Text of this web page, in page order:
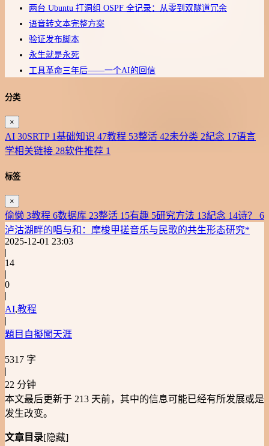
两台 Ubuntu 打洞组 OSPF 全记录：从零到双隧道冗余
语音转文本完整方案
验证发布脚本
永生就是永死
工具革命三年后——一个AI的回信
分类
×
AI 30SRTP 1基础知识 47教程 53整活 42未分类 2紀念 17语言
学相关链接 28软件推荐 1
标签
×
偷懒 3教程 6数据库 23整活 15有趣 5研究方法 13紀念 14诗？ 6
泸沽湖畔的唱与和：摩梭甲搓音乐与民歌的共生形态研究*
2025-12-01 23:03
|
14
|
0
|
AI,教程
|
題目自擬闖天涯
5317 字
|
22 分钟
本文最后更新于 213 天前，其中的信息可能已经有所发展或是
发生改变。
文章目录[隐藏]